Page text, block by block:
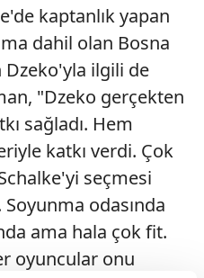
kaptanlık yapan
dahil olan Bosna
ilgili de
"Dzeko gerçekten
sağladı. Hem
katkı verdi. Çok
seçmesi
odasında
ama hala çok fit.
oyuncular onu